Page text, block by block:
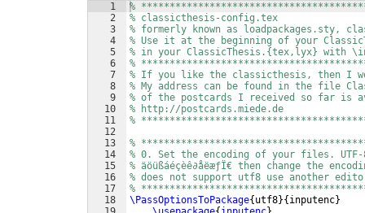
1
2
3
4
5
6
7
8
9
10
11
12
13
14
15
16
17
18
%
% classicthesis-config.tex
% formerly known as loadpackages.sty,
% Use it at the beginning of your
% in your ClassicThesis.{tex,lyx} with
%
% If you like the classicthesis, then I
% My address can be found in the file
% of the postcards I received so far is
% http://postcards.miede.de
%
%
% 0. Set the encoding of your files.
% äöüßáéçèê∂åëæƒÏ€ then change the
% does not support utf8 use another
%
\PassOptionsToPackage{ utf8}{ inputenc}